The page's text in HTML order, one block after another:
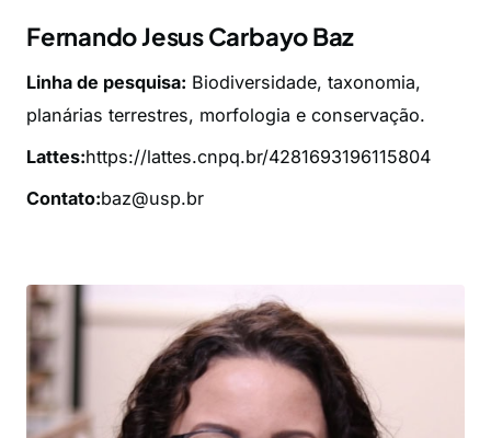
Fernando Jesus Carbayo Baz
Linha de pesquisa: Biodiversidade, taxonomia,
planárias terrestres, morfologia e conservação.
Lattes:https://lattes.cnpq.br/4281693196115804
Contato:baz@usp.br